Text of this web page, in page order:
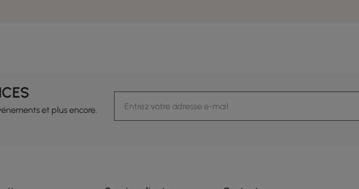
et plus encore.